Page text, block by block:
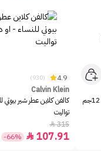
4.9
(930)
Calvin Klein
كالفن كلاين عطر شير بيوتي
تواليت
315

107.91

-66%